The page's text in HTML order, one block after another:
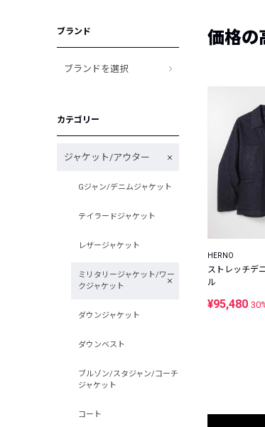
ブランド
ブランドを選択
カテゴリー
ジャケット/アウター
Gジャン/デニムジャケット
テイラードジャケット
レザージャケット
ミリタリージャケット/ワー
クジャケット
ダウンジャケット
ダウンベスト
ブルゾン/スタジャン/コーチ
ジャケット
コート
価格の
HERNO
ストレッチデ
ル
¥95,480